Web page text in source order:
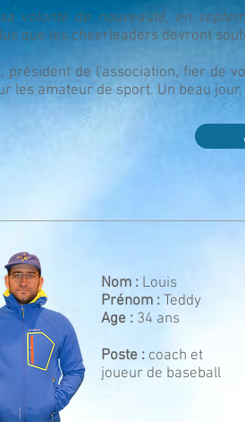
volonté de nouveauté, en
que les cheerleaders devront
président de l'association, fier de
les amateur de sport. Un beau
Nom : Louis
Prénom : Teddy
Age : 34 ans
Poste : coach et
joueur de baseball